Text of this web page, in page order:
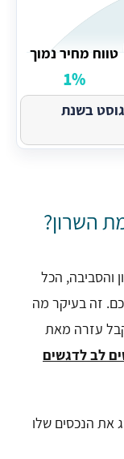
טווח מחיר נמוך
1%
בשנת
השרון?
והסביבה, הכל
זה בעיקר מה
עזרה מאת
לב לדגשים
את הנכסים שלו